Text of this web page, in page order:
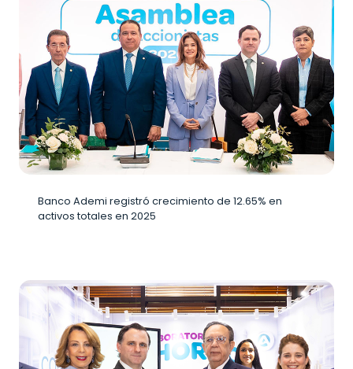
Banco Ademi registró crecimiento de 12.65% en
activos totales en 2025